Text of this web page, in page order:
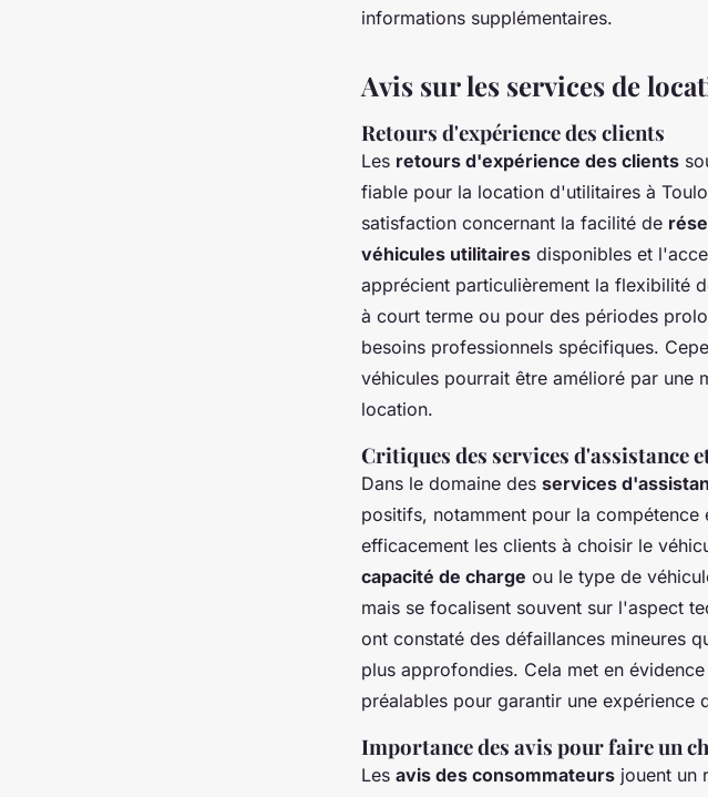
informations supplémentaires.
Avis sur les services de
Retours d'expérience des clients
Les retours d'expérience des clients
fiable pour la location d'utilitaires à
satisfaction concernant la facilité de
véhicules utilitaires disponibles et
apprécient particulièrement la flexibilité
à court terme ou pour des périodes
besoins professionnels spécifiques.
véhicules pourrait être amélioré par une
location.
Critiques des services d'assistance
Dans le domaine des services
positifs, notamment pour la
efficacement les clients à choisir le
capacité de charge ou le type de
mais se focalisent souvent sur l'aspect
ont constaté des défaillances mineures
plus approfondies. Cela met en
préalables pour garantir une expérience
Importance des avis pour faire un
Les avis des consommateurs jouent un